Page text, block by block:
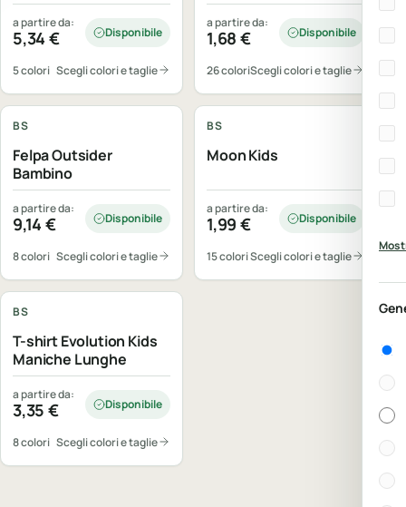
lunghe
a partire da:
5,34€ Disponibile
5 colori Scegli colori e taglie
a partire da:
1,68€ Disponibile
26 coloriScegli colori e taglie
BS
Felpa Outsider
Bambino
a partire da:
9,14€ Disponibile
8 colori Scegli colori e taglie
BS
Moon Kids
a partire da:
1,99€ Disponibile
15 coloriScegli colori e taglie
BS
T-shirt Evolution Kids
Maniche Lunghe
a partire da:
3,35€ Disponibile
8 colori Scegli colori e taglie